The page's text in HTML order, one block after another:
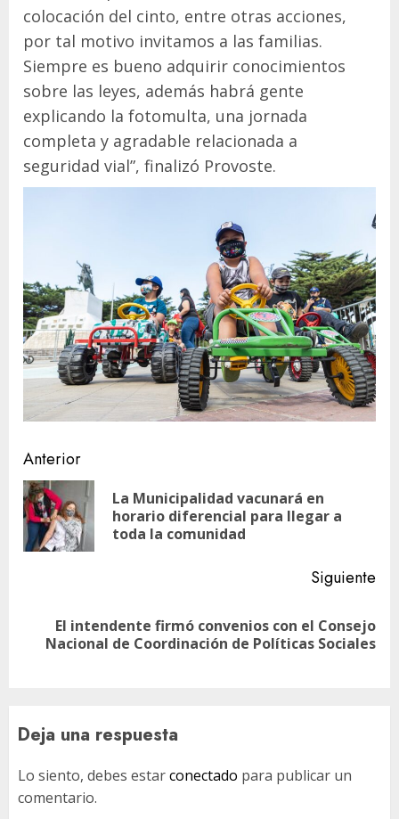
colocación del cinto, entre otras acciones,
por tal motivo invitamos a las familias.
Siempre es bueno adquirir conocimientos
sobre las leyes, además habrá gente
explicando la fotomulta, una jornada
completa y agradable relacionada a
seguridad vial”, finalizó Provoste.
Navegación
de
entradas
Anterior
La Municipalidad vacunará en
horario diferencial para llegar a
toda la comunidad
Siguiente
Siguiente
entrada:
El intendente firmó convenios con el Consejo
Nacional de Coordinación de Políticas Sociales
Deja una respuesta
Lo siento, debes estarconectado para publicar un
comentario.